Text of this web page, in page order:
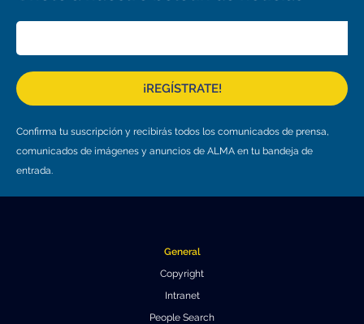
Información para expositores
Logística de carteles
Información de viaje / logística
¡REGÍSTRATE!
Confirma tu suscripción y recibirás todos los comunicados de prensa,
comunicados de imágenes y anuncios de ALMA en tu bandeja de
entrada.
General
Copyright
Intranet
People Search